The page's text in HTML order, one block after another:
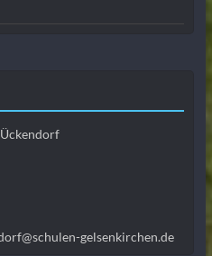
gelsenkirchen.de